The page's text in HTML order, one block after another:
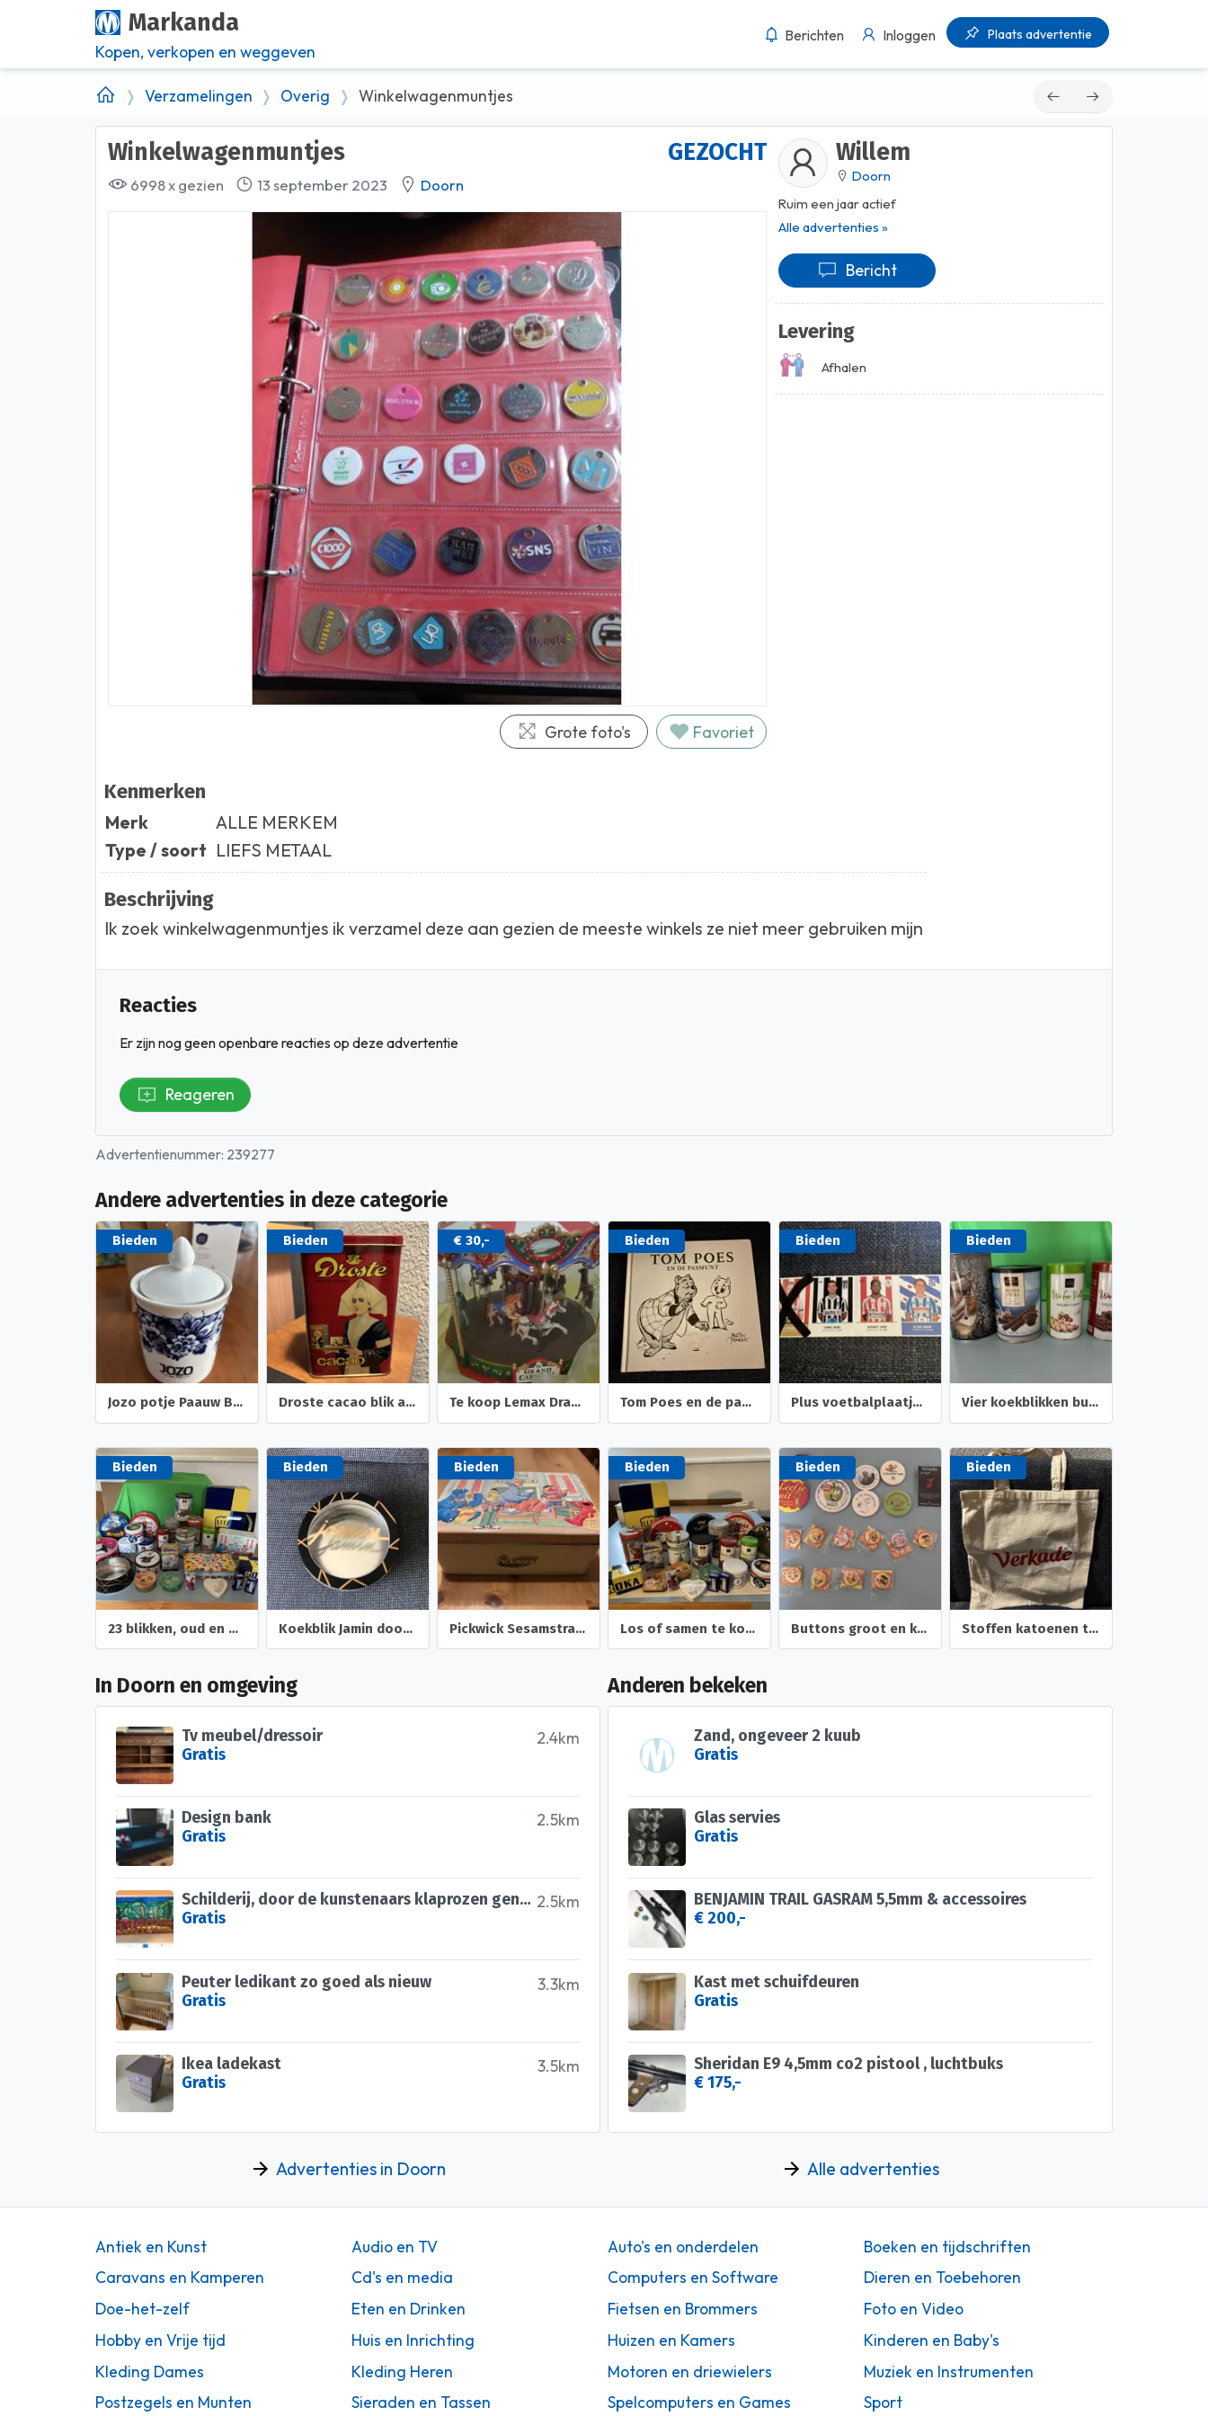
Markanda
Kopen, verkopen en weggeven
Berichten Inloggen Plaats advertentie
Verzamelingen Overig Winkelwagenmuntjes
GEZOCHT
Winkelwagenmuntjes
6998 x gezien 13 september 2023 Doorn
Favoriet
Grote foto's
Willem
Doorn
Ruim een jaar actief
Alle advertenties »
Bericht
Levering
Afhalen
Kenmerken
Merk
ALLE MERKEM
Type / soort LIEFS METAAL
Beschrijving
Ik zoek winkelwagenmuntjes ik verzamel deze aan gezien de meeste winkels ze niet meer gebruiken mijn
Reacties
Er zijn nog geen openbare reacties op deze advertentie
Reageren
Advertentienummer: 239277
Andere advertenties in deze categorie
Bieden
Jozo potje Paauw Blauw Heinen Delfts aardewerk porseleinlook
Bieden
Droste cacao blik afm. 8,5 x 13,5 x 5,5 cm
€ 30,-
Te koop Lemax Draaimolen
Bieden
Tom Poes en de pasmunt ( Ollie B. Bommel ) Marten Toonder
Bieden
Plus voetbalplaatjes 168 263 248 voetbal Plaatjes
Bieden
Vier koekblikken busmodel verschillende merken wafer wafel
Bieden
23 blikken, oud en nieuw, bus en blik, diverse soorten, loss
Bieden
Koekblik Jamin doorkijk deksel trommel koek
Bieden
Pickwick Sesamstraat Koekblik met reliëf deksel
Bieden
Los of samen te koop : 22 blikken trommels bussen oud nieuw
Bieden
Buttons groot en klein, diverse , 2 cm tm 7,5 cm doorsnee
Bieden
Stoffen katoenen tas Verkade Sultana 2 zijden logo bedrukt
In Doorn en omgeving
2.4km
Tv meubel/dressoir
Gratis
2.5km
Design bank
Gratis
2.5km
Schilderij, door de kunstenaars klaprozen genoemd!
Gratis
3.3km
Peuter ledikant zo goed als nieuw
Gratis
3.5km
Ikea ladekast
Gratis
Advertenties in Doorn
Anderen bekeken
Zand, ongeveer 2 kuub
Gratis
Glas servies
Gratis
BENJAMIN TRAIL GASRAM 5,5mm & accessoires
€ 200,-
Kast met schuifdeuren
Gratis
Sheridan E9 4,5mm co2 pistool , luchtbuks
€ 175,-
Alle advertenties
Antiek en Kunst Audio en TV Auto's en onderdelen
Boeken en tijdschriften
Caravans en Kamperen
Cd's en media Computers en Software
Dieren en Toebehoren
Doe-het-zelf
Eten en Drinken Fietsen en Brommers
Foto en Video
Hobby en Vrije tijd
Huis en Inrichting Huizen en Kamers
Kinderen en Baby's
Kleding Dames
Kleding Heren Motoren en driewielers
Muziek en Instrumenten
Postzegels en Munten
Sieraden en Tassen Spelcomputers en Games Sport